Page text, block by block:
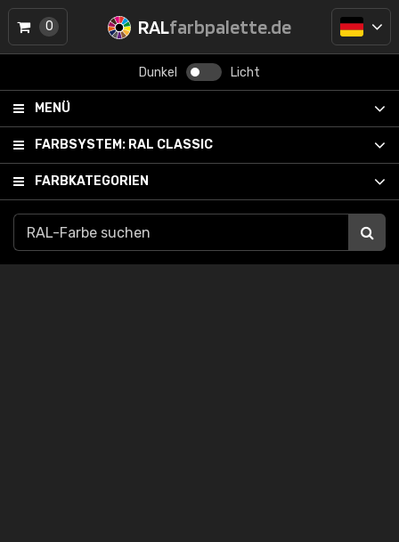
RALfarbpalette.de
Dunkel Licht
MENÜ
FARBSYSTEM: RAL CLASSIC
FARBKATEGORIEN
0